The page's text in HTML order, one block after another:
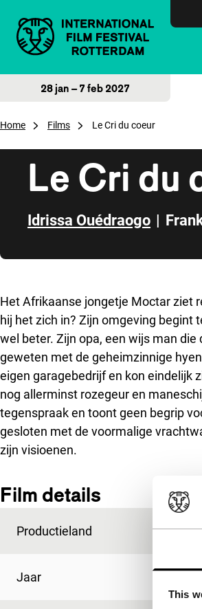
This
28 jan – 7 feb 2027
Home Films Le Cri du coeur
Le Cri du
Idrissa Ouédraogo |
Het Afrikaanse jongetje Moctar ziet
hij het zich in? Zijn omgeving
wel beter. Zijn opa, een wijs man
geweten met de geheimzinnige
eigen garagebedrijf en kon eindelijk
nog allerminst rozegeur en
tegenspraak en toont geen begrip
gesloten met de voormalige
zijn visioenen.
Film details
Productieland
Jaar